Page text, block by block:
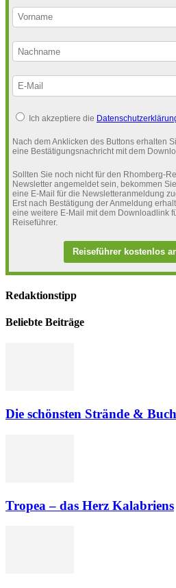
Ich akzeptiere die
Nach dem Anklicken des Buttons erhalten
eine Bestätigungsnachricht mit dem
Sollten Sie noch nicht für den Rhomberg-
Newsletter angemeldet sein, bekommen
eine E-Mail für die Newsletteranmeldung
Erst nach Bestätigung der Anmeldung
eine weitere E-Mail mit dem Downloadlink
Reiseführer.
Reiseführer kostenlos
Redaktionstipp
Beliebte Beiträge
Die schönsten Strände &
Tropea – das Herz Kalabriens